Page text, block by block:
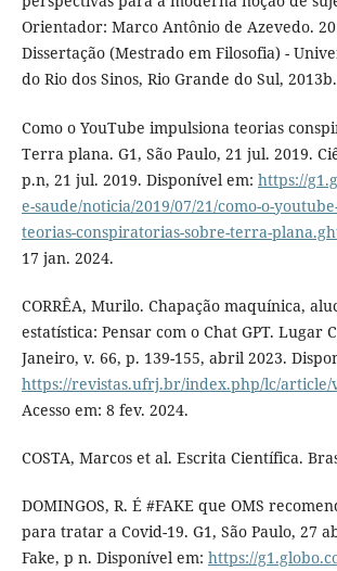
Orientador: Marco Antônio de Azevedo.
Dissertação (Mestrado em Filosofia) -
do Rio dos Sinos, Rio Grande do Sul, 2013b.
Como o YouTube impulsiona teorias
Terra plana. G1, São Paulo, 21 jul. 2019.
p.n, 21 jul. 2019. Disponível em: https://
e-saude/noticia/2019/07/21/como-o-
teorias-conspiratorias-sobre-terra-
17 jan. 2024.
CORRÊA, Murilo. Chapação maquínica,
estatística: Pensar com o Chat GPT. Lugar
Janeiro, v. 66, p. 139-155, abril 2023.
https://revistas.ufrj.br/index.php/lc/article/
Acesso em: 8 fev. 2024.
COSTA, Marcos et al. Escrita Científica.
DOMINGOS, R. É #FAKE que OMS
para tratar a Covid-19. G1, São Paulo, 27
Fake, p n. Disponível em: https://